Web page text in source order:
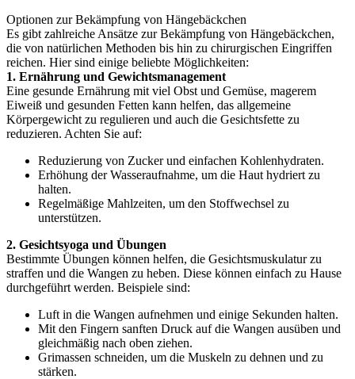
Optionen zur Bekämpfung von Hängebäckchen
Es gibt zahlreiche Ansätze zur Bekämpfung von Hängebäckchen,
die von natürlichen Methoden bis hin zu chirurgischen Eingriffen
reichen. Hier sind einige beliebte Möglichkeiten:
1. Ernährung und Gewichtsmanagement
Eine gesunde Ernährung mit viel Obst und Gemüse, magerem
Eiweiß und gesunden Fetten kann helfen, das allgemeine
Körpergewicht zu regulieren und auch die Gesichtsfette zu
reduzieren. Achten Sie auf:
Reduzierung von Zucker und einfachen Kohlenhydraten.
Erhöhung der Wasseraufnahme, um die Haut hydriert zu
halten.
Regelmäßige Mahlzeiten, um den Stoffwechsel zu
unterstützen.
2. Gesichtsyoga und Übungen
Bestimmte Übungen können helfen, die Gesichtsmuskulatur zu
straffen und die Wangen zu heben. Diese können einfach zu Hause
durchgeführt werden. Beispiele sind:
Luft in die Wangen aufnehmen und einige Sekunden halten.
Mit den Fingern sanften Druck auf die Wangen ausüben und
gleichmäßig nach oben ziehen.
Grimassen schneiden, um die Muskeln zu dehnen und zu
stärken.